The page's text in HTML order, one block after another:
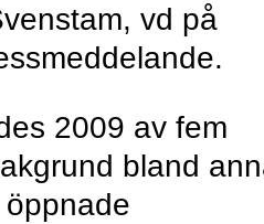
vd på
2009 av fem
bland